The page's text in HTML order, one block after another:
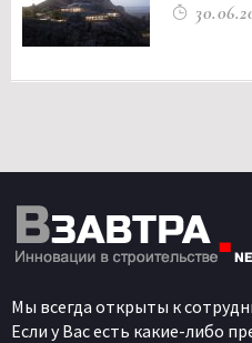
Мы всегда открыты к
Если у Вас есть какие-либо